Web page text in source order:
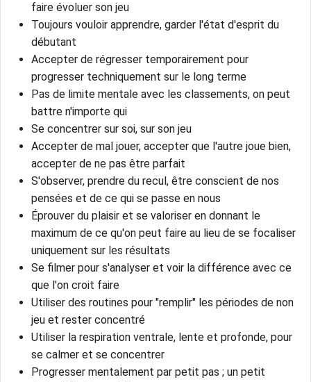
faire évoluer son jeu
Toujours vouloir apprendre, garder l'état d'esprit du
débutant
Accepter de régresser temporairement pour
progresser techniquement sur le long terme
Pas de limite mentale avec les classements, on peut
battre n'importe qui
Se concentrer sur soi, sur son jeu
Accepter de mal jouer, accepter que l'autre joue bien,
accepter de ne pas être parfait
S'observer, prendre du recul, être conscient de nos
pensées et de ce qui se passe en nous
Éprouver du plaisir et se valoriser en donnant le
maximum de ce qu'on peut faire au lieu de se focaliser
uniquement sur les résultats
Se filmer pour s'analyser et voir la différence avec ce
que l'on croit faire
Utiliser des routines pour "remplir" les périodes de non
jeu et rester concentré
Utiliser la respiration ventrale, lente et profonde, pour
se calmer et se concentrer
Progresser mentalement par petit pas ; un petit